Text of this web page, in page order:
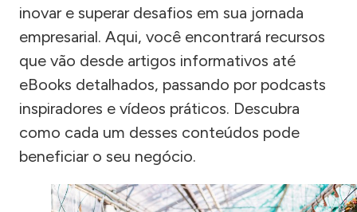
inovar e superar desafios em sua jornada
empresarial. Aqui, você encontrará recursos
que vão desde artigos informativos até
eBooks detalhados, passando por podcasts
inspiradores e vídeos práticos. Descubra
como cada um desses conteúdos pode
beneficiar o seu negócio.